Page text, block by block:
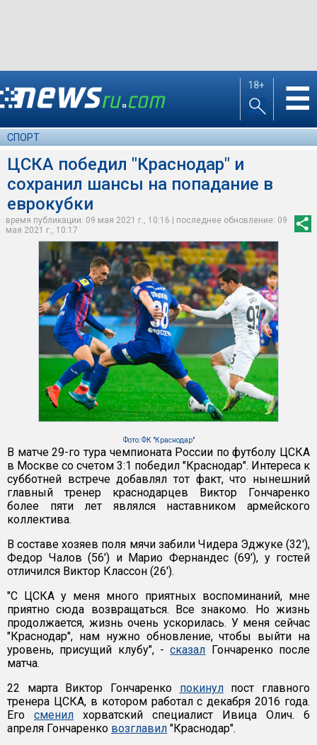
18+ ☰
СПОРТ
ЦСКА победил "Краснодар" и
сохранил шансы на попадание в
еврокубки
время публикации: 09 мая 2021 г., 10:16 | последнее обновление: 09
мая 2021 г., 10:17
Фото: ФК "Краснодар"
В матче 29-го тура чемпионата России по футболу ЦСКА
в Москве со счетом 3:1 победил "Краснодар". Интереса к
субботней встрече добавлял тот факт, что нынешний
главный тренер краснодарцев Виктор Гончаренко
более пяти лет являлся наставником армейского
коллектива.
В составе хозяев поля мячи забили Чидера Эджуке (32'),
Федор Чалов (56') и Марио Фернандес (69'), у гостей
отличился Виктор Классон (26').
"С ЦСКА у меня много приятных воспоминаний, мне
приятно сюда возвращаться. Все знакомо. Но жизнь
продолжается, жизнь очень ускорилась. У меня сейчас
"Краснодар", нам нужно обновление, чтобы выйти на
уровень, присущий клубу", -сказал Гончаренко после
матча.
22 марта Виктор Гончаренко покинулпост главного
тренера ЦСКА, в котором работал с декабря 2016 года.
Его сменил хорватский специалист Ивица Олич. 6
апреля Гончаренко возглавил "Краснодар".